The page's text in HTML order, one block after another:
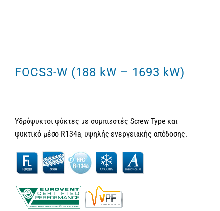
FOCS3-W (188 kW – 1693 kW)
Υδρόψυκτοι ψύκτες με συμπιεστές Screw Type και
ψυκτικό μέσο R134a, υψηλής ενεργειακής απόδοσης.